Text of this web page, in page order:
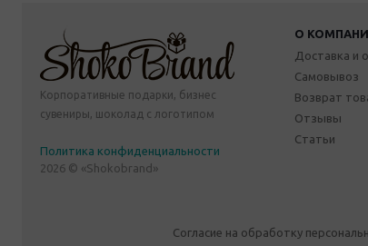
Корпоративные подарки, бизнес
сувениры, шоколад с логотипом
Политика конфиденциальности
2026 © «Shokobrand»
О
Доставка и
Самовывоз
Возврат
Отзывы
Статьи
Согласие на обработку